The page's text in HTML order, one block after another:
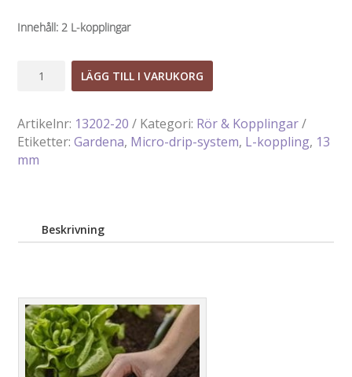
Innehåll: 2 L-kopplingar
mm
(1/2")
mängd
LÄGG TILL I VARUKORG
Artikelnr: 13202-20 Kategori: Rör & Kopplingar
Etiketter:Gardena, Micro-drip-system, L-koppling, 13
mm
Beskrivning